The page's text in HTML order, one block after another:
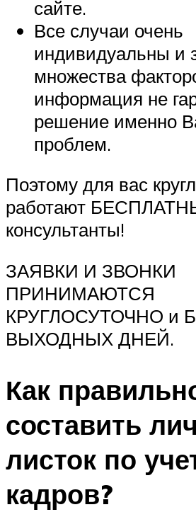
сайте.
Все случаи очень
индивидуальны и
множества
информация не
решение именно
проблем.
Поэтому для вас
работают
консультанты!
ЗАЯВКИ И ЗВОНКИ
ПРИНИМАЮТСЯ
КРУГЛОСУТОЧНО и
ВЫХОДНЫХ ДНЕЙ.
Как
составить
листок по
кадров?